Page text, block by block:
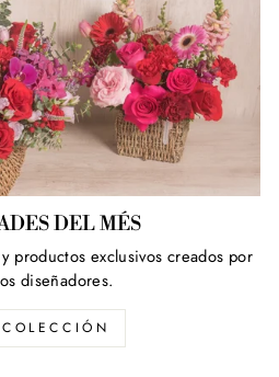
DEL MÉS
productos exclusivos creados por
diseñadores.